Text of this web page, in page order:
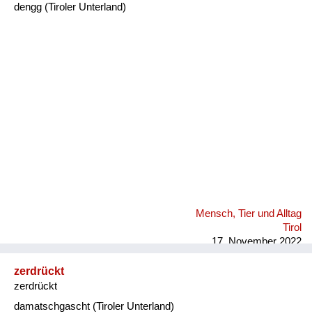
dengg (Tiroler Unterland)
Mensch, Tier und Alltag
Tirol
17. November 2022
zerdrückt
zerdrückt
damatschgascht (Tiroler Unterland)